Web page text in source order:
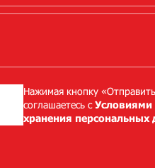
Нажимая кнопку
соглашаетесь сУсловиями
хранения персональных